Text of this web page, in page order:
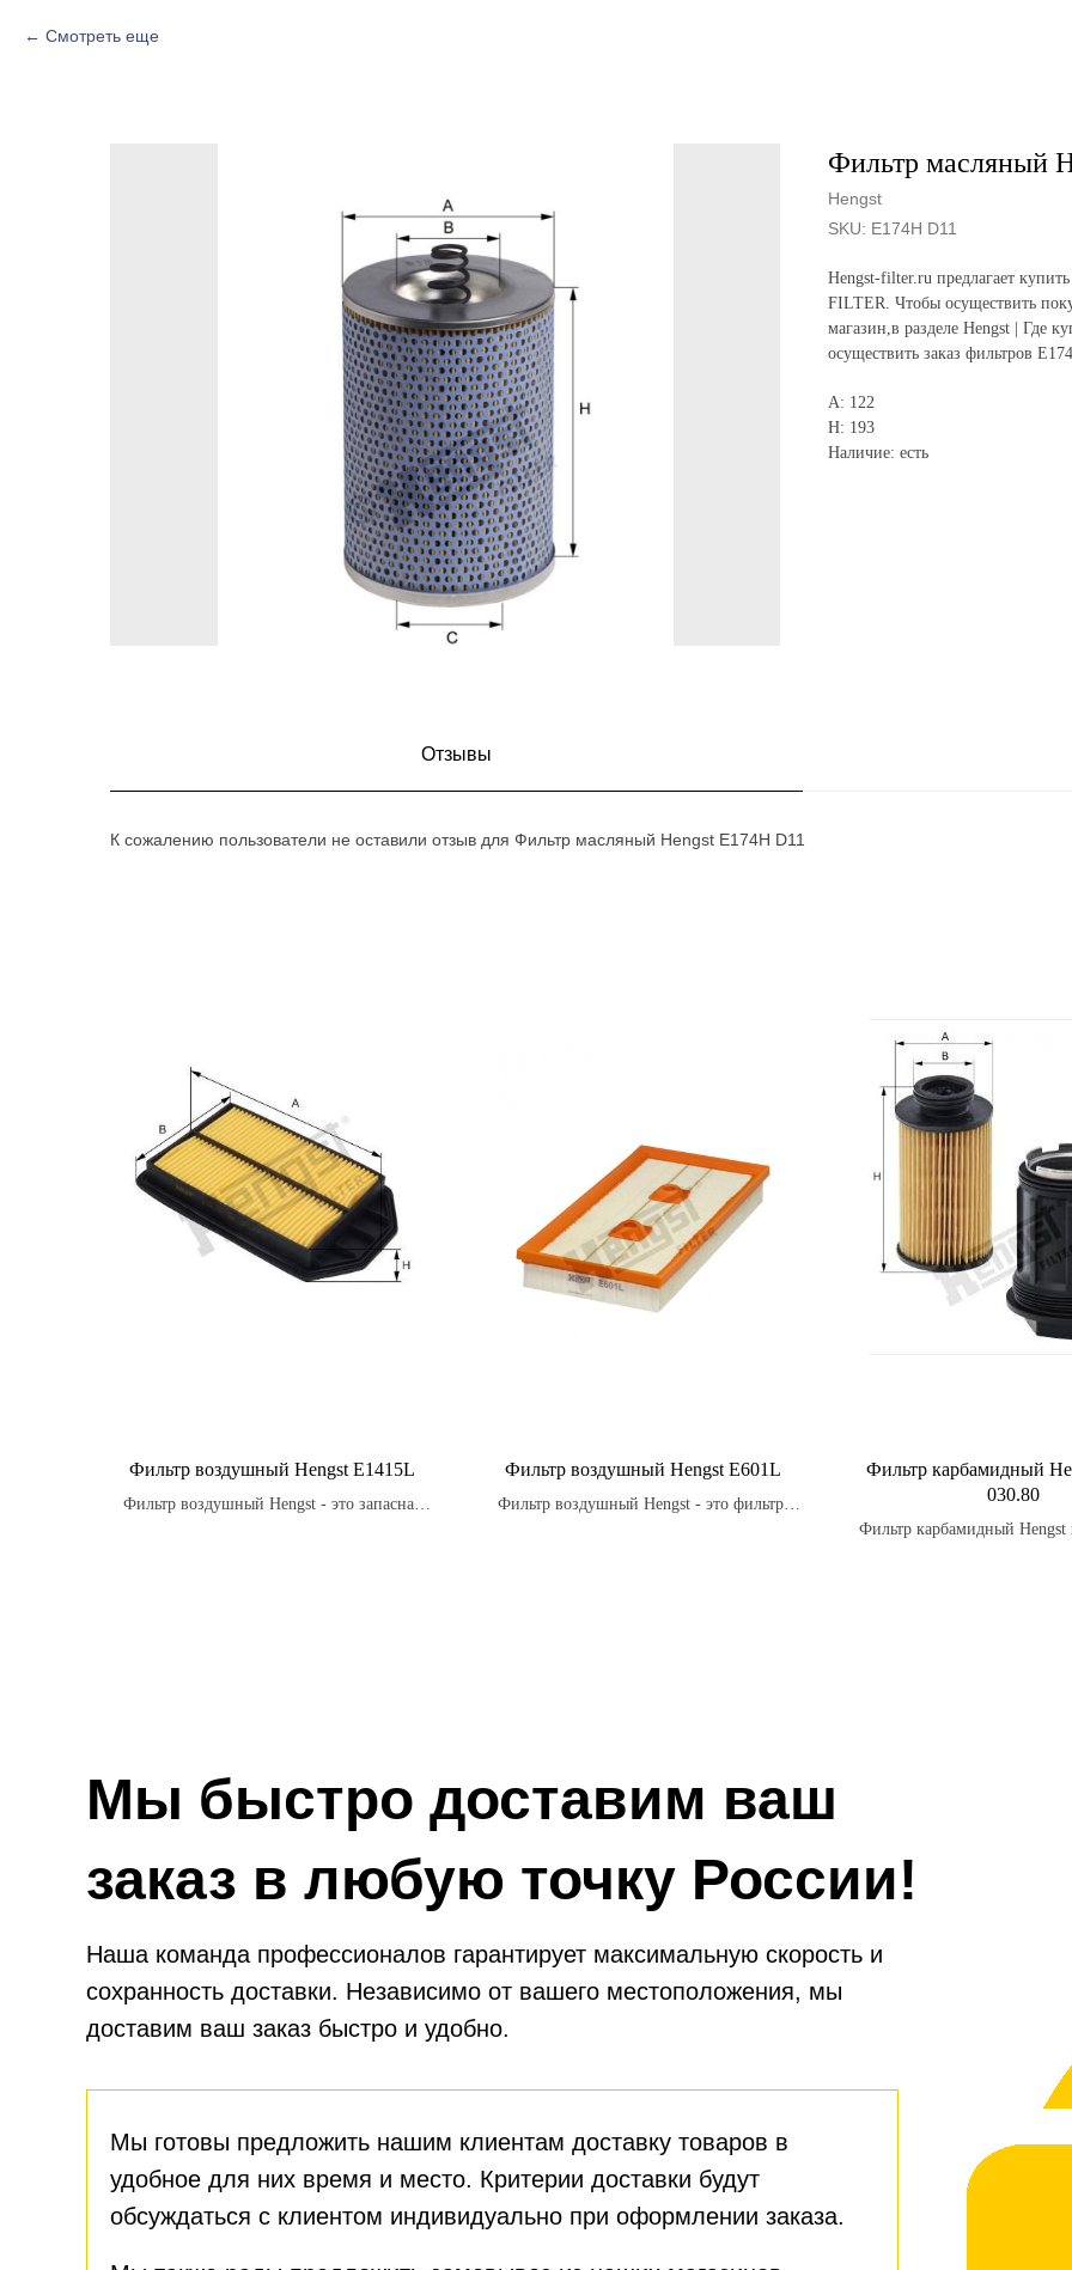
Смотреть еще
Фильтр масляный
Hengst
SKU: E174H D11
Hengst-filter.ru предлагает
FILTER. Чтобы осуществить
магазин,в разделе Hengst | Где
осуществить заказ фильтров
A: 122
H: 193
Наличие: есть
Отзывы
К сожалению пользователи не оставили отзыв для Фильтр масляный Hengst E174H D11
Фильтр воздушный Hengst E1415L
Фильтр воздушный Hengst - это запасная
Фильтр воздушный Hengst E601L
Фильтр воздушный Hengst - это фильтр,
Фильтр карбамидный
030.80
Фильтр карбамидный Hengst
Мы быстро доставим ваш
заказ в любую точку России!
Мы готовы предложить нашим клиентам доставку товаров в
удобное для них время и место. Критерии доставки будут
обсуждаться с клиентом индивидуально при оформлении заказа.
Наша команда профессионалов гарантирует максимальную скорость и
сохранность доставки. Независимо от вашего местоположения, мы
доставим ваш заказ быстро и удобно.